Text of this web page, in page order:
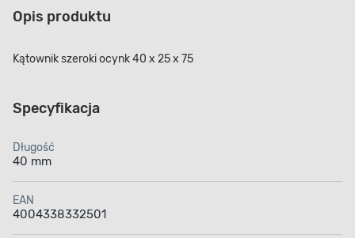
Opis produktu
Kątownik szeroki ocynk 40 x 25 x 75
Specyfikacja
Długość
40 mm
EAN
4004338332501